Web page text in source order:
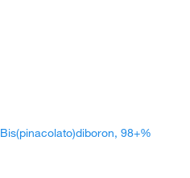
Bis(pinacolato)diboron, 98+%